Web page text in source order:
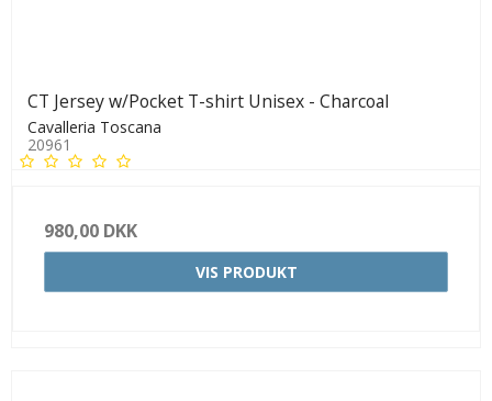
CT Jersey w/Pocket T-shirt Unisex - Charcoal
Cavalleria Toscana
20961
980,00 DKK
VIS PRODUKT